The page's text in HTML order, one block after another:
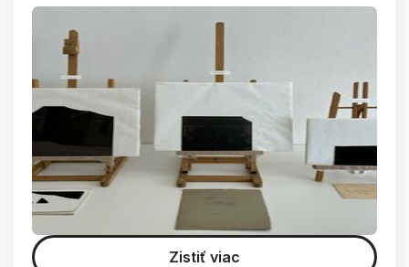
Zistiť viac